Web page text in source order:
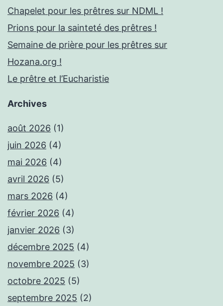
Chapelet pour les prêtres sur NDML !
Prions pour la sainteté des prêtres !
Semaine de prière pour les prêtres sur
Hozana.org !
Le prêtre et l’Eucharistie
Archives
août 2026 (1)
juin 2026 (4)
mai 2026 (4)
avril 2026 (5)
mars 2026 (4)
février 2026 (4)
janvier 2026 (3)
décembre 2025 (4)
novembre 2025 (3)
octobre 2025 (5)
septembre 2025 (2)